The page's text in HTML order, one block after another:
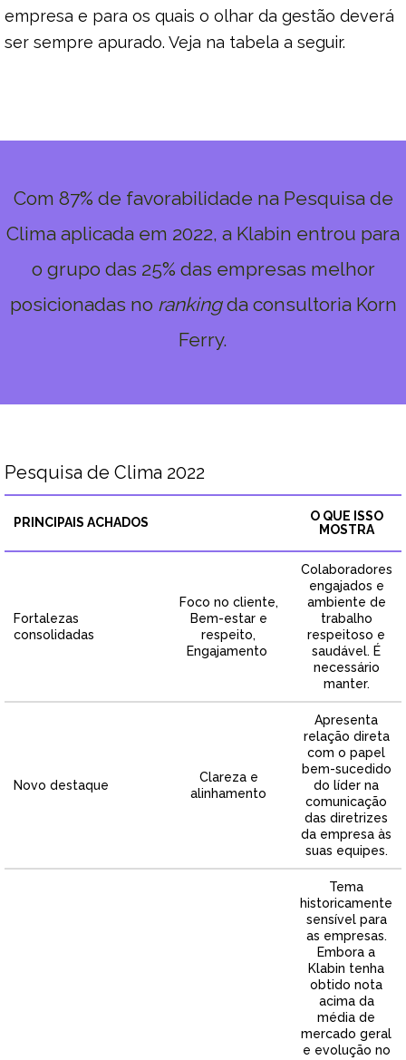
empresa e para os quais o olhar da gestão deverá
ser sempre apurado. Veja na tabela a seguir.
Com 87% de favorabilidade na Pesquisa de
Clima aplicada em 2022, a Klabin entrou para
o grupo das 25% das empresas melhor
posicionadas no rankingda consultoria Korn
Ferry.
Pesquisa de Clima 2022
PRINCIPAIS ACHADOS
O QUE ISSO
MOSTRA
Fortalezas
consolidadas
Foco no cliente,
Bem-estar e
respeito,
Engajamento
Colaboradores
engajados e
ambiente de
trabalho
respeitoso e
saudável. É
necessário
manter.
Novo destaque
Clareza e
alinhamento
Apresenta
relação direta
com o papel
bem-sucedido
do líder na
comunicação
das diretrizes
da empresa às
suas equipes.
Tema
historicamente
sensível para
as empresas.
Embora a
Klabin tenha
obtido nota
acima da
média de
mercado geral
e evolução no